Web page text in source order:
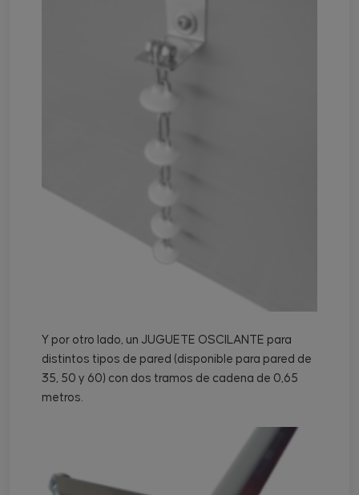
Y por otro lado, un JUGUETE OSCILANTE para
distintos tipos de pared (disponible para pared de
35, 50 y 60) con dos tramos de cadena de 0,65
metros.